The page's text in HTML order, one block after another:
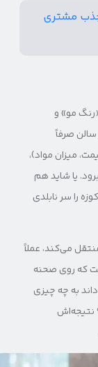
مشتری
مو» و
صرفاً
میزان مواد)،
یا شاید هم
را سر نابلدی
می‌کند، عملاً
که روی صحنه
به چه چیزی